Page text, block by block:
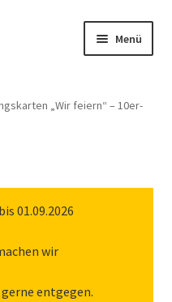
Menü
„Wir feiern“ – 10er-
01.09.2026
wir
entgegen.